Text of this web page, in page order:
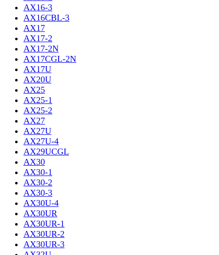
AX16-3
AX16CBL-3
AX17
AX17-2
AX17-2N
AX17CGL-2N
AX17U
AX20U
AX25
AX25-1
AX25-2
AX27
AX27U
AX27U-4
AX29UCGL
AX30
AX30-1
AX30-2
AX30-3
AX30U-4
AX30UR
AX30UR-1
AX30UR-2
AX30UR-3